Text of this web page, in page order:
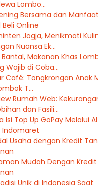
Lombo...
Bersama dan
Beli Online
Jogja, Menikmati
Nuansa Ek...
Bantal, Makanan Khas
Wajib di Coba...
Café: Tongkrongan Anak
T...
Rumah Web:
dan Fasili...
Isi Top Up GoPay Melalui
Indomaret
Usaha dengan Kredit
Mudah Dengan
Unik di Indonesia Saat